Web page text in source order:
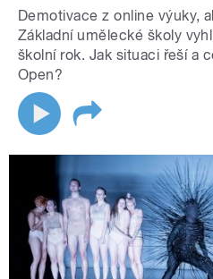
Demotivace z online výuky,
Základní umělecké školy
školní rok. Jak situaci řeší a
Open?